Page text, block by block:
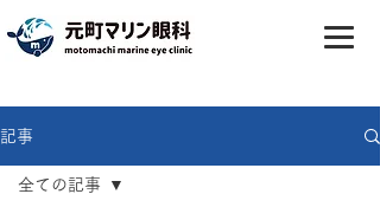
記事
全ての記事